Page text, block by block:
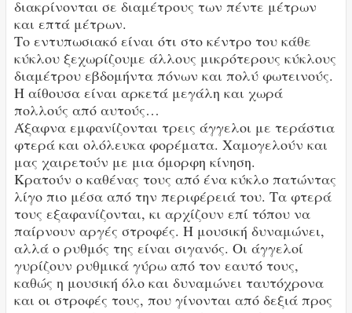
διακρίνονται σε διαμέτρους των πέντε μέτρων
και επτά μέτρων.
Το εντυπωσιακό είναι ότι στο κέντρο του κάθε
κύκλου ξεχωρίζουμε άλλους μικρότερους κύκλους
διαμέτρου εβδομήντα πόνων και πολύ φωτεινούς.
Η αίθουσα είναι αρκετά μεγάλη και χωρά
πολλούς από αυτούς…
Άξαφνα εμφανίζονται τρεις άγγελοι με τεράστια
φτερά και ολόλευκα φορέματα. Χαμογελούν και
μας χαιρετούν με μια όμορφη κίνηση.
Κρατούν ο καθένας τους από ένα κύκλο πατώντας
λίγο πιο μέσα από την περιφέρειά του. Τα φτερά
τους εξαφανίζονται, κι αρχίζουν επί τόπου να
παίρνουν αργές στροφές. Η μουσική δυναμώνει,
αλλά ο ρυθμός της είναι σιγανός. Οι άγγελοί
γυρίζουν ρυθμικά γύρω από τον εαυτό τους,
καθώς η μουσική όλο και δυναμώνει ταυτόχρονα
και οι στροφές τους, που γίνονται από δεξιά προς